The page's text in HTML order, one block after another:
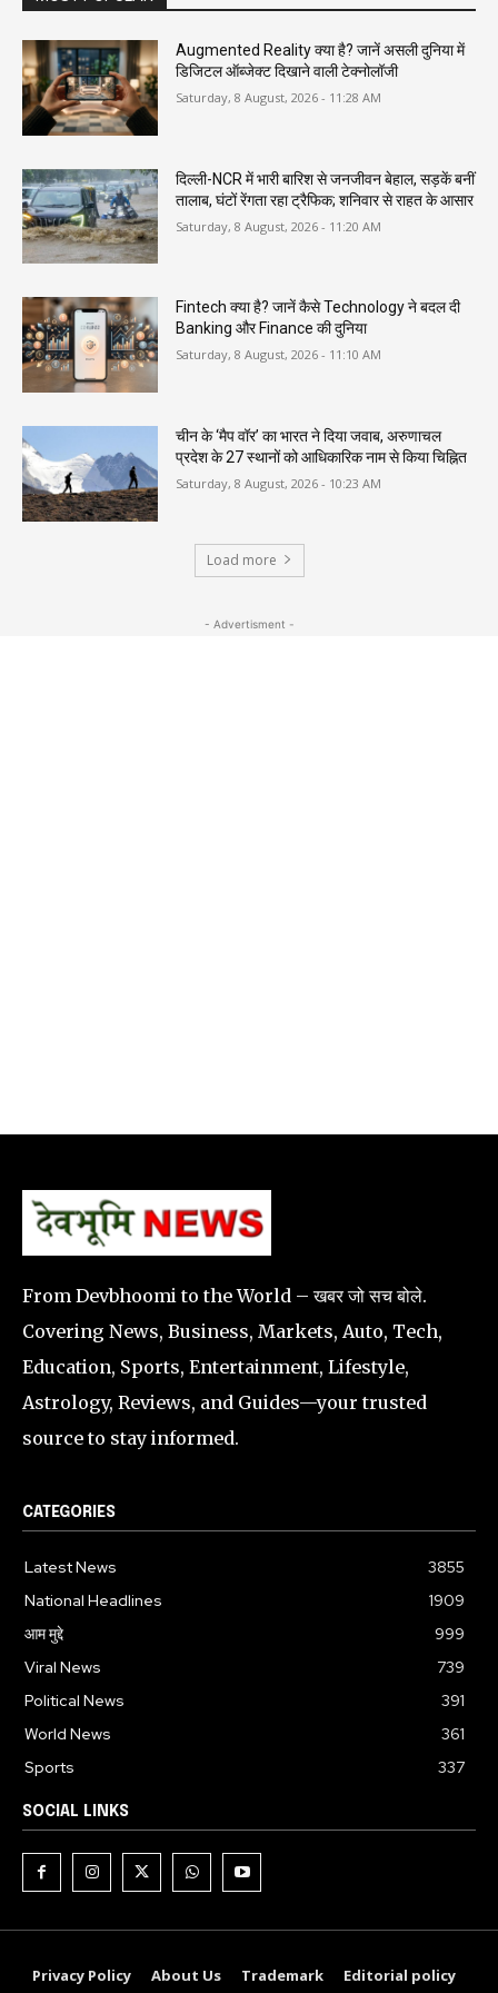
Augmented Reality क्या है? जानें असली दुनिया में
डिजिटल ऑब्जेक्ट दिखाने वाली टेक्नोलॉजी
Saturday, 8 August, 2026 - 11:28 AM
दिल्ली-NCR में भारी बारिश से जनजीवन बेहाल, सड़कें बनीं
तालाब, घंटों रेंगता रहा ट्रैफिक; शनिवार से राहत के आसार
Saturday, 8 August, 2026 - 11:20 AM
Fintech क्या है? जानें कैसे Technology ने बदल दी
Banking और Finance की दुनिया
Saturday, 8 August, 2026 - 11:10 AM
चीन के ‘मैप वॉर’ का भारत ने दिया जवाब, अरुणाचल
प्रदेश के 27 स्थानों को आधिकारिक नाम से किया चिह्नित
Saturday, 8 August, 2026 - 10:23 AM
Load more
- Advertisment -
From Devbhoomi to the World – खबर जो सच बोले.
Covering News, Business, Markets, Auto, Tech,
Education, Sports, Entertainment, Lifestyle,
Astrology, Reviews, and Guides—your trusted
source to stay informed.
CATEGORIES
Latest News
3855
National Headlines
1909
आम मुद्दे
999
Viral News
739
Political News
391
World News
361
Sports
337
SOCIAL LINKS
Privacy Policy About Us Trademark Editorial policy